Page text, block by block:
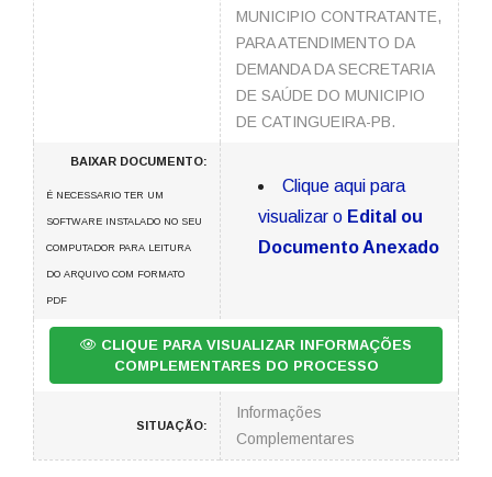
MUNICIPIO CONTRATANTE,
PARA ATENDIMENTO DA
DEMANDA DA SECRETARIA
DE SAÚDE DO MUNICIPIO
DE CATINGUEIRA-PB.
BAIXAR DOCUMENTO:
É NECESSARIO TER UM
SOFTWARE INSTALADO NO SEU
COMPUTADOR PARA LEITURA
DO ARQUIVO COM FORMATO
PDF
Clique aqui para
visualizar o Edital ou
Documento Anexado
CLIQUE PARA VISUALIZAR INFORMAÇÕES
COMPLEMENTARES DO PROCESSO
SITUAÇÃO:
Informações
Complementares